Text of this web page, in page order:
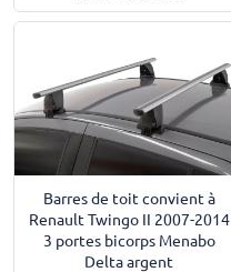
Barres de toit convient à
Renault Twingo II 2007-2014
3 portes bicorps Menabo
Delta argent